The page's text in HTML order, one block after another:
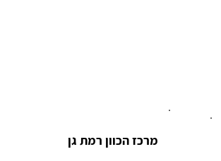
מרכז הכוון רמת גן